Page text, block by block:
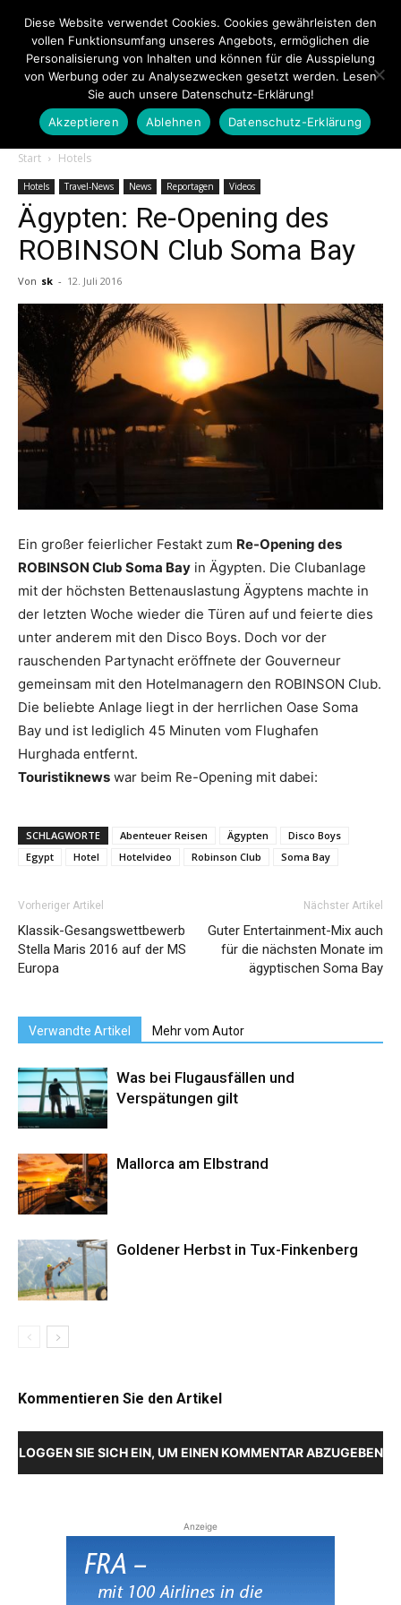
Touristiknews.de
|
und
Reiseempfehlungen.
Start Hotels
Hotels Travel-News News Reportagen Videos
Ägypten: Re-Opening des
ROBINSON Club Soma Bay
Von sk - 12. Juli 2016
Ein großer feierlicher Festakt zum Re-Opening des
ROBINSON Club Soma Bay in Ägypten. Die Clubanlage
mit der höchsten Bettenauslastung Ägyptens machte in
der letzten Woche wieder die Türen auf und feierte dies
unter anderem mit den Disco Boys. Doch vor der
rauschenden Partynacht eröffnete der Gouverneur
gemeinsam mit den Hotelmanagern den ROBINSON Club.
Die beliebte Anlage liegt in der herrlichen Oase Soma
Bay und ist lediglich 45 Minuten vom Flughafen
Hurghada entfernt.
Touristiknews war beim Re-Opening mit dabei:
SCHLAGWORTE Abenteuer Reisen Ägypten
Disco Boys
Egypt
Hotel Hotelvideo Robinson Club Soma Bay
Vorheriger Artikel
Klassik-Gesangswettbewerb
Stella Maris 2016 auf der MS
Europa
Nächster Artikel
Guter Entertainment-Mix auch
für die nächsten Monate im
ägyptischen Soma Bay
Verwandte Artikel Mehr vom Autor
Was bei Flugausfällen und
Verspätungen gilt
Mallorca am Elbstrand
Goldener Herbst in Tux-Finkenberg
Kommentieren Sie den Artikel
LOGGEN SIE SICH EIN, UM EINEN KOMMENTAR ABZUGEBEN
Anzeige
Diese Website verwendet Cookies. Cookies gewährleisten den
vollen Funktionsumfang unseres Angebots, ermöglichen die
Personalisierung von Inhalten und können für die Ausspielung
von Werbung oder zu Analysezwecken gesetzt werden. Lesen
Sie auch unsere Datenschutz-Erklärung!
Akzeptieren
Ablehnen Datenschutz-Erklärung